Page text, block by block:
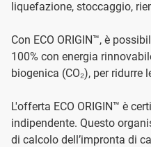
liquefazione, stoccaggio,
Con ECO ORIGIN™, è
100% con energia
biogenica (CO₂), per
L'offerta ECO ORIGIN™ è
indipendente. Questo
di calcolo dell’impronta di